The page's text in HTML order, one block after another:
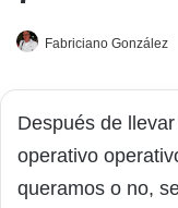
Fabriciano González
Después de
operativo
queramos o no,